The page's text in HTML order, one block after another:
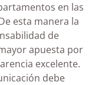
en las
esta manera la
de
apuesta por
excelente.
debe